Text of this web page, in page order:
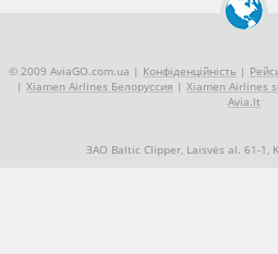
© 2009 AviaGO.com.ua | Конфіденційність |
| Xiamen Airlines Белоруссия | Xiamen Airlines
Avia.lt
ЗАО Baltic Clipper, Laisvės al. 61-1,